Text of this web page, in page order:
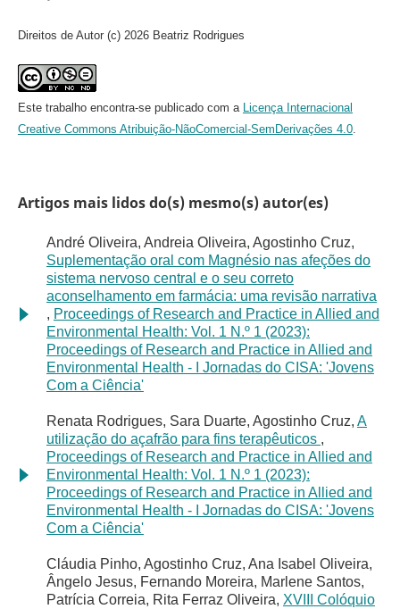
Direitos de Autor (c) 2026 Beatriz Rodrigues
Este trabalho encontra-se publicado com a Licença Internacional
Creative Commons Atribuição-NãoComercial-SemDerivações 4.0.
Artigos mais lidos do(s) mesmo(s) autor(es)
André Oliveira, Andreia Oliveira, Agostinho Cruz,
Suplementação oral com Magnésio nas afeções do
sistema nervoso central e o seu correto
aconselhamento em farmácia: uma revisão narrativa
, Proceedings of Research and Practice in Allied and
Environmental Health: Vol. 1 N.º 1 (2023):
Proceedings of Research and Practice in Allied and
Environmental Health - I Jornadas do CISA: 'Jovens
Com a Ciência'
Renata Rodrigues, Sara Duarte, Agostinho Cruz, A
utilização do açafrão para fins terapêuticos ,
Proceedings of Research and Practice in Allied and
Environmental Health: Vol. 1 N.º 1 (2023):
Proceedings of Research and Practice in Allied and
Environmental Health - I Jornadas do CISA: 'Jovens
Com a Ciência'
Cláudia Pinho, Agostinho Cruz, Ana Isabel Oliveira,
Ângelo Jesus, Fernando Moreira, Marlene Santos,
Patrícia Correia, Rita Ferraz Oliveira, XVIII Colóquio